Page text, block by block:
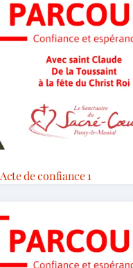
Acte de confiance 1